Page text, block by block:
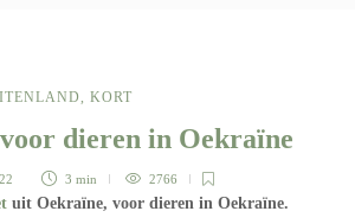
, KORT
dieren in Oekraïne
3 min 2766
uit Oekraïne, voor dieren in Oekraïne.